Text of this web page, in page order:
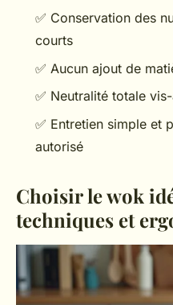
✅ Conservation des
courts
✅ Aucun ajout de
✅ Neutralité totale
✅ Entretien simple et
autorisé
Choisir le wok
techniques et